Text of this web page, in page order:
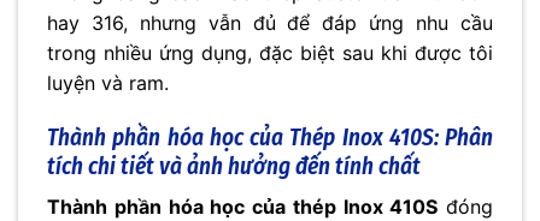
hay 316, nhưng vẫn đủ để đáp ứng nhu cầu
trong nhiều ứng dụng, đặc biệt sau khi được tôi
luyện và ram.
Thành phần hóa học của Thép Inox 410S: Phân
tích chi tiết và ảnh hưởng đến tính chất
Thành phần hóa học của thép Inox 410S đóng